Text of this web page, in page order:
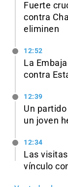
Fuerte
contra
eliminen
12:52
La
contra
12:39
Un
un joven
12:34
Las
vínculo